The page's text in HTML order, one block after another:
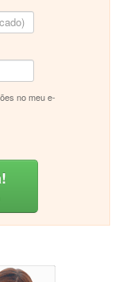
no meu e-